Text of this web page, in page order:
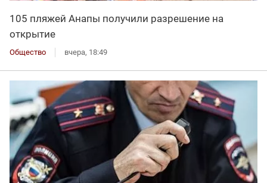
105 пляжей Анапы получили разрешение на
открытие
Общество вчера, 18:49